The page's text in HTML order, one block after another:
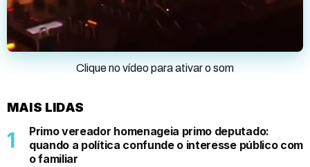
Clique no vídeo para ativar o som
MAIS LIDAS
Primo vereador homenageia primo deputado:
quando a política confunde o interesse público com
o familiar